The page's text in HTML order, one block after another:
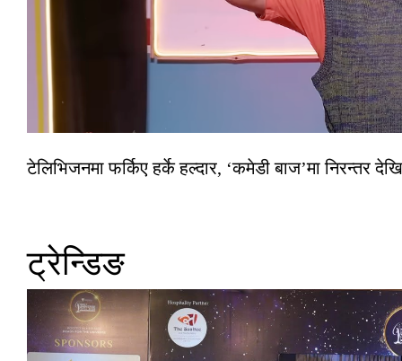
टेलिभिजनमा फर्किए हर्के हल्दार, ‘कमेडी बाज’मा निरन्तर
ट्रेन्डिङ